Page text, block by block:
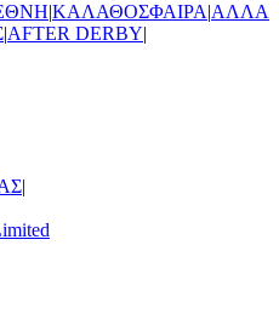
|ΚΑΛΑΘΟΣΦΑΙΡΑ|ΑΛΛΑ
|AFTER DERBY|
|